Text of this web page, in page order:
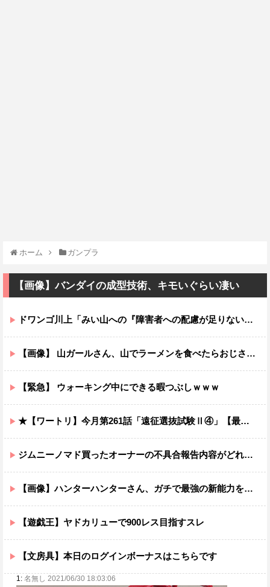
ホーム ガンプラ
【画像】バンダイの成型技術、キモいぐらい凄い
ドワンゴ川上「みい山への『障害者への配慮が足りない』という批判は害悪。障害者に関わると損をするのは事実。」
【画像】 山ガールさん、山でラーメンを食べたらおじさんに怒られるｗｗｗ
【緊急】 ウォーキング中にできる暇つぶしｗｗｗ
★【ワートリ】今月第261話「遠征選抜試験Ⅱ④」【最新話コメント用】
ジムニーノマド買ったオーナーの不具合報告内容がどれも独特すぎる模様…
【画像】ハンターハンターさん、ガチで最強の新能力を登場させてしまうｗｗｗｗｗｗｗ
【遊戯王】ヤドカリューで900レス目指すスレ
【文房具】本日のログインボーナスはこちらです
1: 名無し 2021/06/30 18:03:06